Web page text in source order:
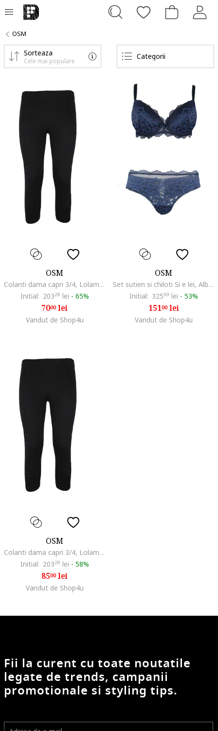
OSM
Categorii
Sorteaza
Cele mai populare
OSM
Colanti dama capri 3/4, Lolami model D3680, Negru/Bej
Initial: 20328 lei - 65%
7000lei
Vandut de Shop4u
OSM
Set sutien si chiloti Si e lei, Albastru
Initial: 32599 lei - 53%
15100lei
Vandut de Shop4u
OSM
Colanti dama capri 3/4, Lolami model D3680, Negru/Fucsia
Initial: 20328 lei - 58%
8500lei
Vandut de Shop4u
Fii la curent cu toate noutatile
legate de trends, campanii
promotionale si styling tips.